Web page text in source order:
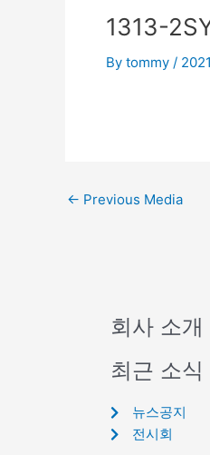
1313-
By tommy /
← Previous Media
회사 소개
최근 소식
뉴스공지
전시회